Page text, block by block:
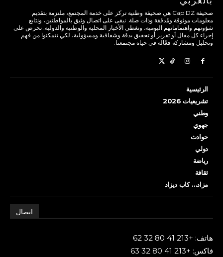
صحيفة Cap DZ هي صحيفة وطنية تركز على خدمة المجتمع، ملتزمة بتقديم
معلومات موثوقة ومُدققة وذات صلة. نبقى على اتصال وثيق بالمواطنين، ونتابع
شؤونهم واهتماماتهم اليومية، ونغطي الأخبار المحلية والوطنية والدولية. نحرص على
إجراء كل مقال أو تقرير أو تحقيق بدقة وشفافية ومسؤولية، لكي تتمكنوا من فهم
وتحليل ومشاركة فعّالة في حياة مجتمعنا.
الرئيسية
تشريعيات 2026
وطني
جهوي
حوادث
دولي
رياضة
ثقافة
مزاد… كاب ديزاد
اتصال
هاتف: +213 41 80 32 62
فاكس: +213 41 80 32 63